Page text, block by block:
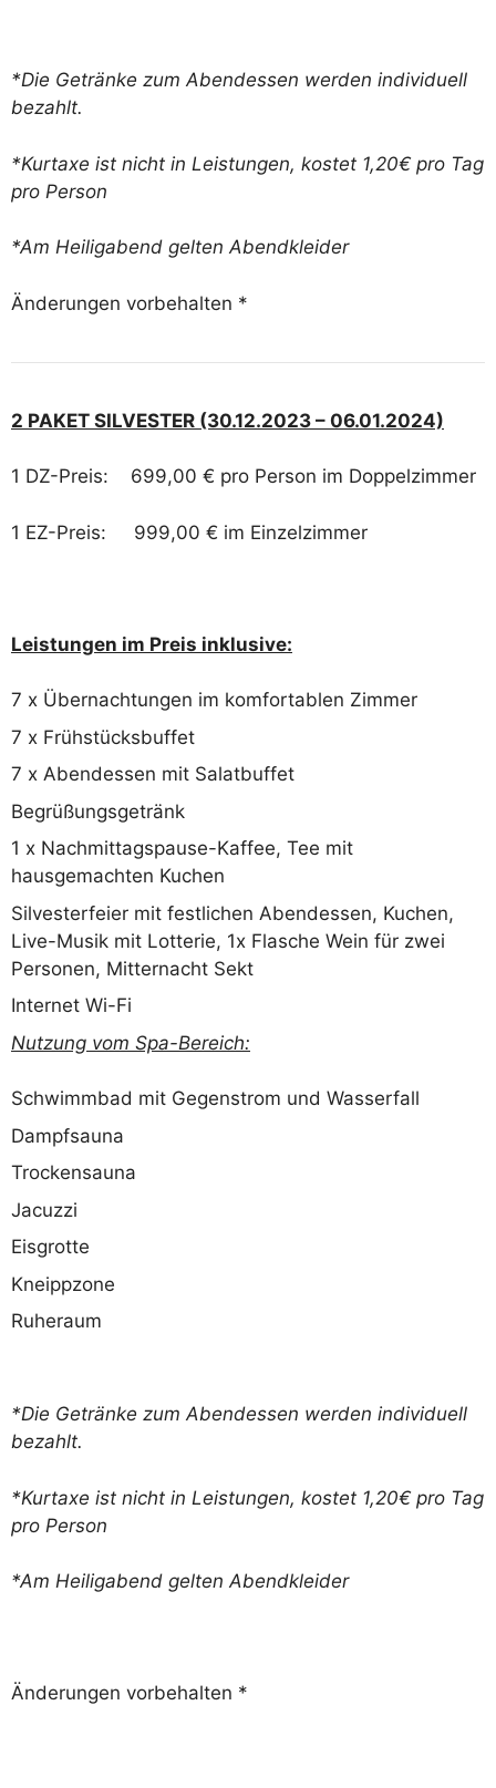
*Die Getränke zum Abendessen werden individuell
bezahlt.
*Kurtaxe ist nicht in Leistungen, kostet 1,20€ pro Tag
pro Person
*Am Heiligabend gelten Abendkleider
Änderungen vorbehalten *
2 PAKET SILVESTER (30.12.2023 – 06.01.2024)
1 DZ-Preis: 699,00 € pro Person im Doppelzimmer
1 EZ-Preis: 999,00 € im Einzelzimmer
Leistungen im Preis inklusive:
7 x Übernachtungen im komfortablen Zimmer
7 x Frühstücksbuffet
7 x Abendessen mit Salatbuffet
Begrüßungsgetränk
1 x Nachmittagspause-Kaffee, Tee mit
hausgemachten Kuchen
Silvesterfeier mit festlichen Abendessen, Kuchen,
Live-Musik mit Lotterie, 1x Flasche Wein für zwei
Personen, Mitternacht Sekt
Internet Wi-Fi
Nutzung vom Spa-Bereich:
Schwimmbad mit Gegenstrom und Wasserfall
Dampfsauna
Trockensauna
Jacuzzi
Eisgrotte
Kneippzone
Ruheraum
*Die Getränke zum Abendessen werden individuell
bezahlt.
*Kurtaxe ist nicht in Leistungen, kostet 1,20€ pro Tag
pro Person
*Am Heiligabend gelten Abendkleider
Änderungen vorbehalten *